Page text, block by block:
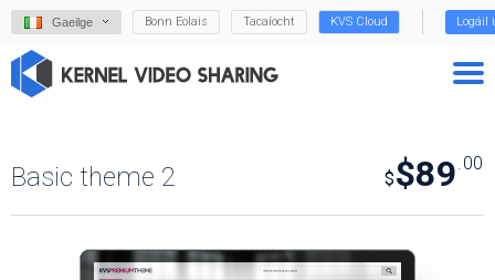
Gaeilge Bonn Eolais Tacaíocht KVS Cloud Logáil
Basic theme 2 $$89.00